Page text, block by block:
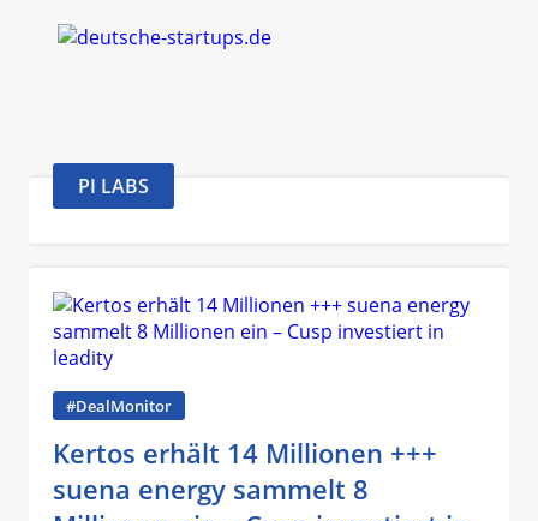
PI LABS
#DealMonitor
Kertos erhält 14 Millionen +++
suena energy sammelt 8